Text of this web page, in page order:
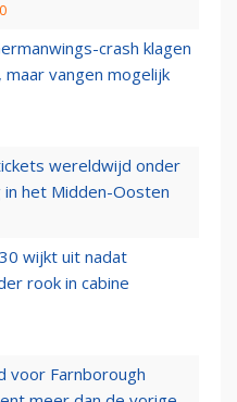
crash klagen
vangen mogelijk
wereldwijd onder
het Midden-Oosten
wijkt uit nadat
rook in cabine
voor Farnborough